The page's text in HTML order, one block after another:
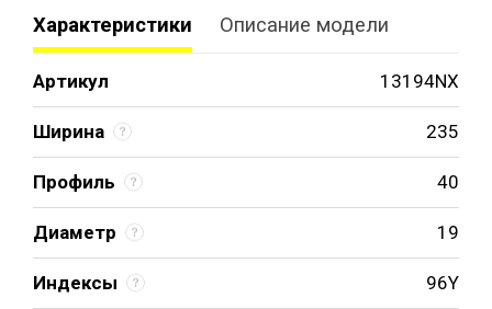
Характеристики Описание модели
Артикул 13194NX
Ширина 235
Профиль 40
Диаметр 19
Индексы 96Y